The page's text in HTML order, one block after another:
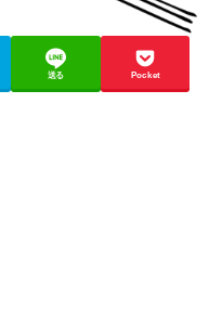
送る Pocket